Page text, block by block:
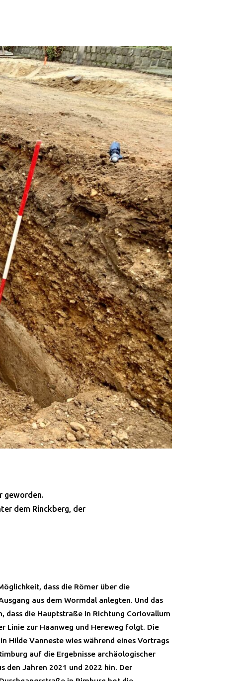
geworden.
dem Rinckberg, der
dass die Römer über die
aus dem Wormdal anlegten. Und das
dass die Hauptstraße in Richtung Coriovallum
Linie zur Haanweg und Hereweg folgt. Die
Hilde Vanneste wies während eines Vortrags
auf die Ergebnisse archäologischer
den Jahren 2021 und 2022 hin. Der